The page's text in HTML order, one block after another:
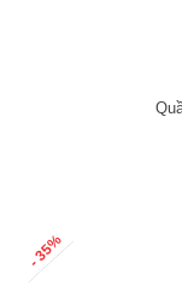
- 35%